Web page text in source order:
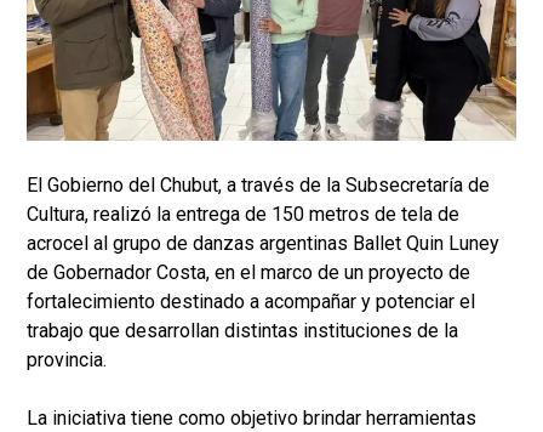
El Gobierno del Chubut, a través de la Subsecretaría de
Cultura, realizó la entrega de 150 metros de tela de
acrocel al grupo de danzas argentinas Ballet Quin Luney
de Gobernador Costa, en el marco de un proyecto de
fortalecimiento destinado a acompañar y potenciar el
trabajo que desarrollan distintas instituciones de la
provincia.
La iniciativa tiene como objetivo brindar herramientas